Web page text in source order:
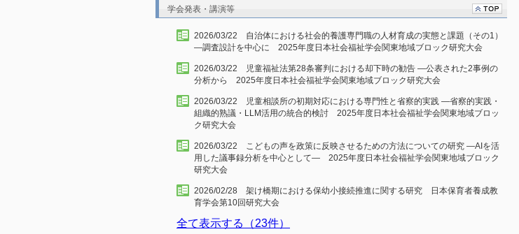
学会発表・講演等
2026/03/22 自治体における社会的養護専門職の人材育成の実態と課題（その1）
―調査設計を中心に 2025年度日本社会福祉学会関東地域ブロック研究大会
2026/03/22 児童福祉法第28条審判における却下時の勧告 ―公表された2事例の
分析から 2025年度日本社会福祉学会関東地域ブロック研究大会
2026/03/22 児童相談所の初期対応における専門性と省察的実践 ―省察的実践・
組織的熟議・LLM活用の統合的検討 2025年度日本社会福祉学会関東地域ブロッ
ク研究大会
2026/03/22 こどもの声を政策に反映させるための方法についての研究 ―AIを活
用した議事録分析を中心として― 2025年度日本社会福祉学会関東地域ブロック
研究大会
2026/02/28 架け橋期における保幼小接続推進に関する研究 日本保育者養成教
育学会第10回研究大会
全て表示する（23件）